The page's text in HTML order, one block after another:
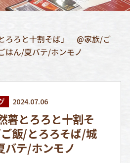
ろろと十割そば」 @家族/ご
はん/夏バテ/ホンモノ
2024.07.06
薯とろろと十割そ
飯/とろろそば/城
テ/ホンモノ